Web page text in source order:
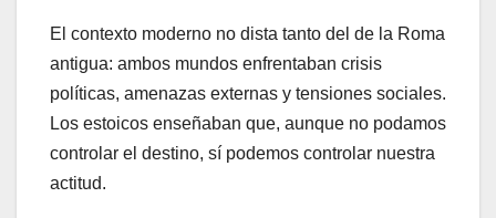
El contexto moderno no dista tanto del de la Roma
antigua: ambos mundos enfrentaban crisis
políticas, amenazas externas y tensiones sociales.
Los estoicos enseñaban que, aunque no podamos
controlar el destino, sí podemos controlar nuestra
actitud.